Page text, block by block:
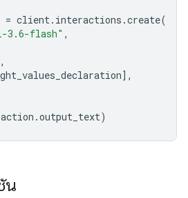
= client. interactions .create(
3.6-flash" ,
,
],
.output_text)
น